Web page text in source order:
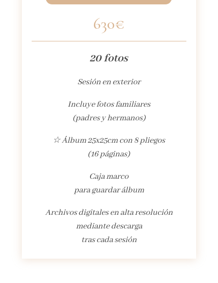
630€
20 fotos
Sesión en exterior
Incluye fotos familiares
(padres y hermanos)
☆ Álbum 25x25cm con 8 pliegos
(16 páginas)
Caja marco
para guardar álbum
Archivos digitales en alta resolución
mediante descarga
tras cada sesión